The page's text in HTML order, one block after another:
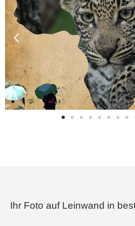
Ihr Foto auf Leinwand in